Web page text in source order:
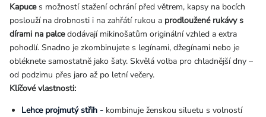
Kapuces možností stažení ochrání před větrem, kapsy na bocích
poslouží na drobnosti i na zahřátí rukou a prodloužené rukávy s
dírami na palcedodávají mikinošatům originální vzhled a extra
pohodlí. Snadno je zkombinujete s legínami, džegínami nebo je
obléknete samostatně jako šaty. Skvělá volba pro chladnější dny –
od podzimu přes jaro až po letní večery.
Klíčové vlastnosti:
Lehce projmutý střih - kombinuje ženskou siluetu s volností